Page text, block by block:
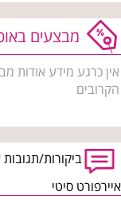
מבצעים
אין כרגע מידע אודות
הקרובים
ביקורות/
איירפורט סיטי